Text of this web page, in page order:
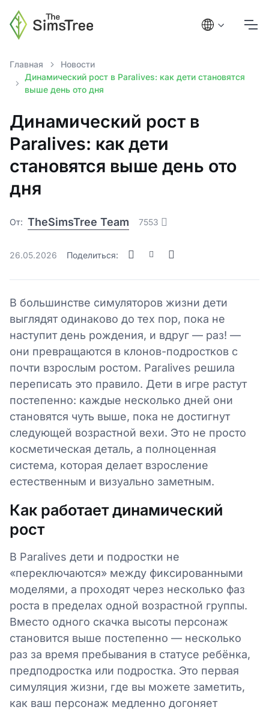
Главная
Новости
Динамический рост в Paralives: как дети становятся
выше день ото дня
Динамический рост в
Paralives: как дети
становятся выше день ото
дня
От: TheSimsTree Team 7553
26.05.2026 Поделиться:
В большинстве симуляторов жизни дети
выглядят одинаково до тех пор, пока не
наступит день рождения, и вдруг — раз! —
они превращаются в клонов-подростков с
почти взрослым ростом. Paralives решила
переписать это правило. Дети в игре растут
постепенно: каждые несколько дней они
становятся чуть выше, пока не достигнут
следующей возрастной вехи. Это не просто
косметическая деталь, а полноценная
система, которая делает взросление
естественным и визуально заметным.
Как работает динамический
рост
В Paralives дети и подростки не
«переключаются» между фиксированными
моделями, а проходят через несколько фаз
роста в пределах одной возрастной группы.
Вместо одного скачка высоты персонаж
становится выше постепенно — несколько
раз за время пребывания в статусе ребёнка,
предподростка или подростка. Это первая
симуляция жизни, где вы можете заметить,
как ваш персонаж медленно догоняет